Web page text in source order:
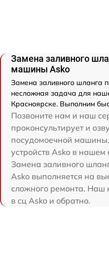
Замена заливного
машины Asko
Замена заливного шланга
несложная задача для
Красноярске. Выполним
Позвоните нам и наш
проконсультирует и
посудомоечной
устройств Asko в
Замена заливного
Asko выполняется на
сложного ремонта. Наш
в сц Asko и обратно.